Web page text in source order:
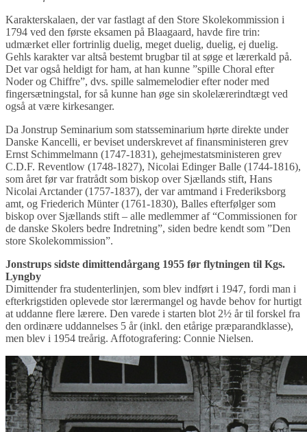
Karakterskalaen, der var fastlagt af den Store Skolekommission i
1794 ved den første eksamen på Blaagaard, havde fire trin:
udmærket eller fortrinlig duelig, meget duelig, duelig, ej duelig.
Gehls karakter var altså bestemt brugbar til at søge et lærerkald på.
Det var også heldigt for ham, at han kunne ”spille Choral efter
Noder og Chiffre”, dvs. spille salmemelodier efter noder med
fingersætningstal, for så kunne han øge sin skolelærerindtægt ved
også at være kirkesanger.
Da Jonstrup Seminarium som statsseminarium hørte direkte under
Danske Kancelli, er beviset underskrevet af finansministeren grev
Ernst Schimmelmann (1747-1831), gehejmestatsministeren grev
C.D.F. Reventlow (1748-1827), Nicolai Edinger Balle (1744-1816),
som året før var fratrådt som biskop over Sjællands stift, Hans
Nicolai Arctander (1757-1837), der var amtmand i Frederiksborg
amt, og Friederich Münter (1761-1830), Balles efterfølger som
biskop over Sjællands stift – alle medlemmer af “Commissionen for
de danske Skolers bedre Indretning”, siden bedre kendt som ”Den
store Skolekommission”.
Jonstrups sidste dimittendårgang 1955 før flytningen til Kgs.
Lyngby
Dimittender fra studenterlinjen, som blev indført i 1947, fordi man i
efterkrigstiden oplevede stor lærermangel og havde behov for hurtigt
at uddanne flere lærere. Den varede i starten blot 2½ år til forskel fra
den ordinære uddannelses 5 år (inkl. den etårige præparandklasse),
men blev i 1954 treårig. Affotografering: Connie Nielsen.